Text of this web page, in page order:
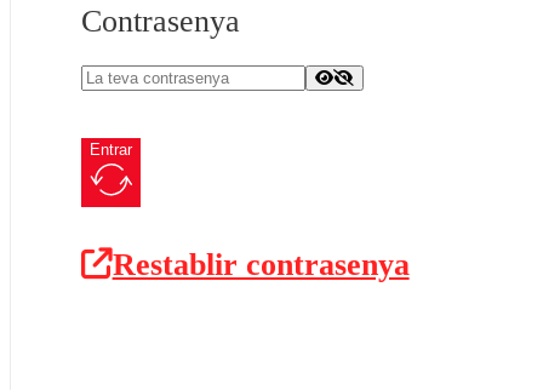
Contrasenya
Entrar
Restablir contrasenya